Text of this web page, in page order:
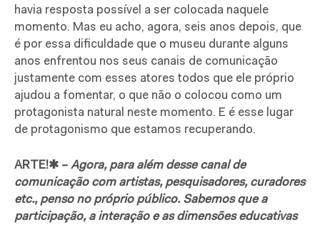
havia resposta possível a ser colocada naquele
momento. Mas eu acho, agora, seis anos depois, que
é por essa dificuldade que o museu durante alguns
anos enfrentou nos seus canais de comunicação
justamente com esses atores todos que ele próprio
ajudou a fomentar, o que não o colocou como um
protagonista natural neste momento. E é esse lugar
de protagonismo que estamos recuperando.
ARTE!✱ – Agora, para além desse canal de
comunicação com artistas, pesquisadores, curadores
etc., penso no próprio público.Sabemos que a
participação, a interação e as dimensões educativas